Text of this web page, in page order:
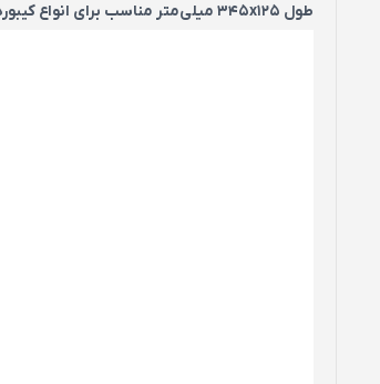
طول 345x125 میلی‌متر مناسب برای انواع کیبورد کامپیوتر و لپ تاپ می باشد.